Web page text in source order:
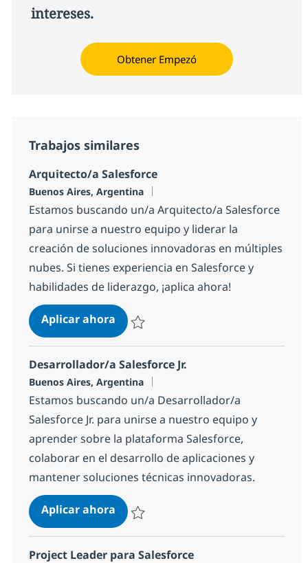
intereses.
Obtener Empezó
Trabajos similares
Arquitecto/a Salesforce
Ubicación
Buenos Aires, Argentina
Estamos buscando un/a Arquitecto/a Salesforce
para unirse a nuestro equipo y liderar la
creación de soluciones innovadoras en múltiples
nubes. Si tienes experiencia en Salesforce y
habilidades de liderazgo, ¡aplica ahora!
Aplicar ahoraArquitecto/a Salesforce
Desarrollador/a Salesforce Jr.
Ubicación
Buenos Aires, Argentina
Estamos buscando un/a Desarrollador/a
Salesforce Jr. para unirse a nuestro equipo y
aprender sobre la plataforma Salesforce,
colaborar en el desarrollo de aplicaciones y
mantener soluciones técnicas innovadoras.
Aplicar ahoraDesarrollador/a Salesforce Jr.
Project Leader para Salesforce